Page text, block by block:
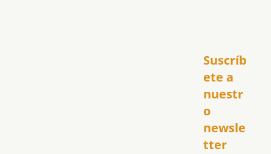
Suscríb
ete a
nuestr
o
newsle
tter